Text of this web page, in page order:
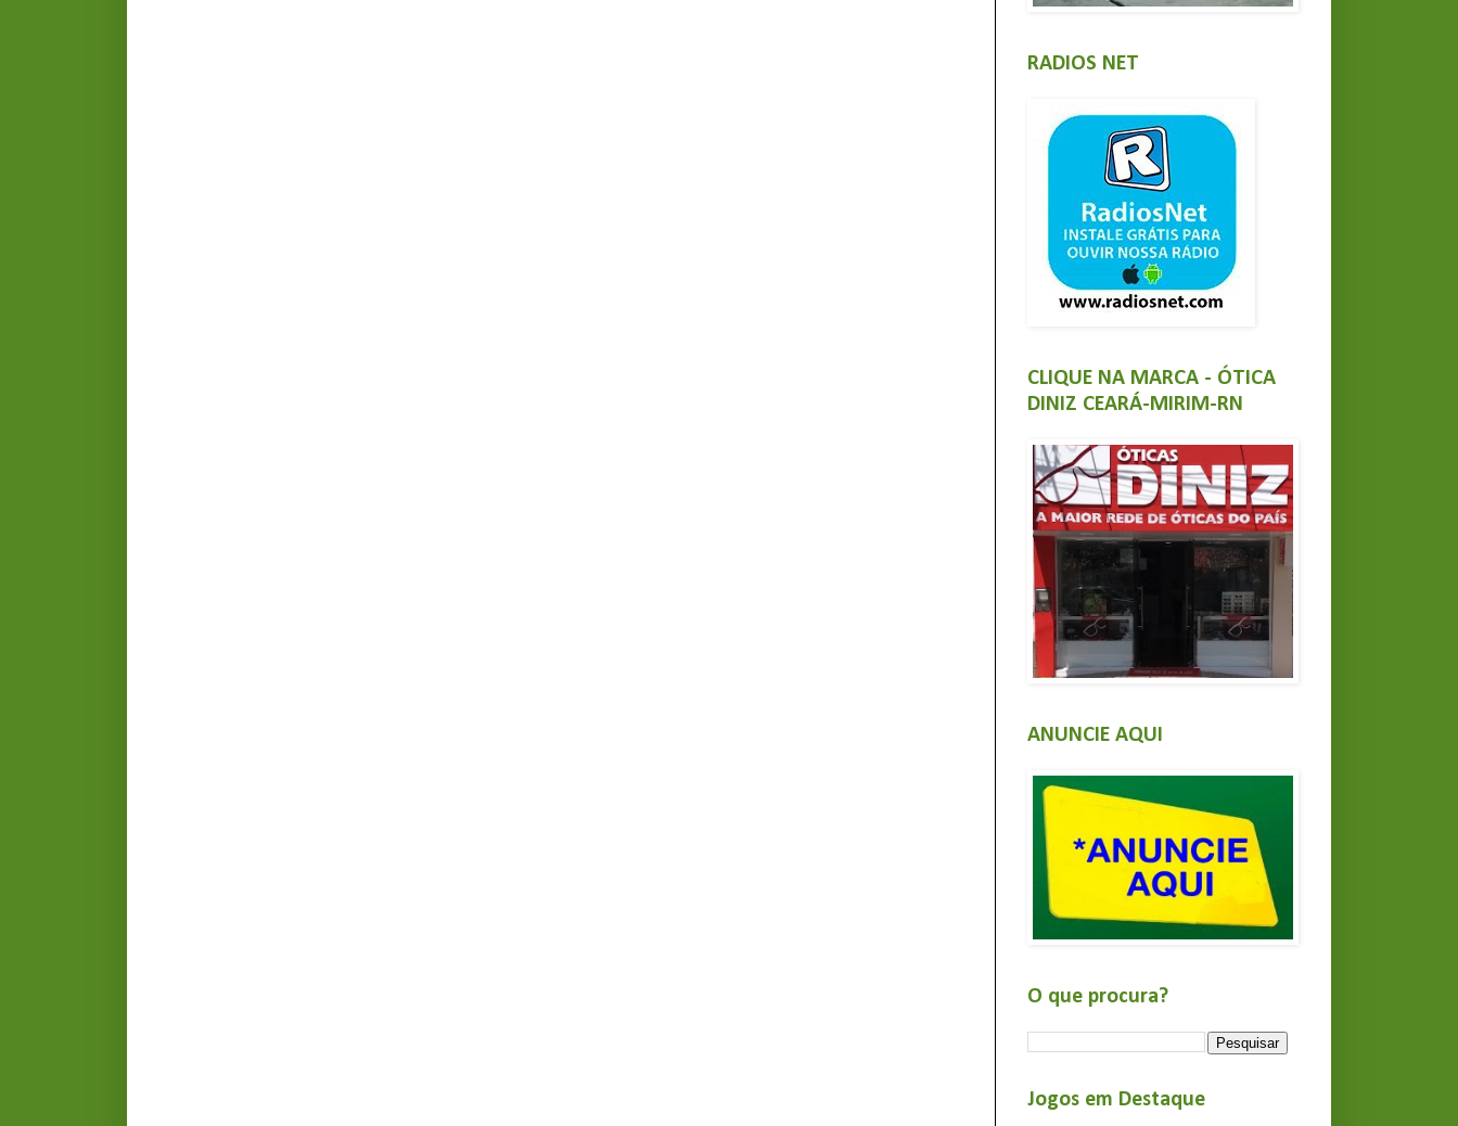
RADIOS NET
CLIQUE NA MARCA - ÓTICA
DINIZ CEARÁ-MIRIM-RN
ANUNCIE AQUI
O que procura?
Jogos em Destaque